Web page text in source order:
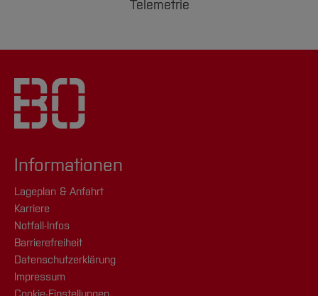
Telemetrie
Informationen
Lageplan & Anfahrt
Karriere
Notfall-Infos
Barrierefreiheit
Datenschutzerklärung
Impressum